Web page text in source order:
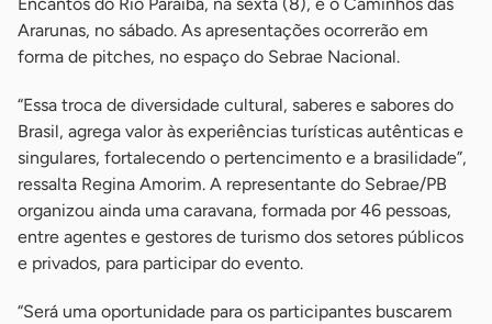
Encantos do Rio Paraíba, na sexta (8), e o Caminhos das
Ararunas, no sábado. As apresentações ocorrerão em
forma de pitches, no espaço do Sebrae Nacional.
“Essa troca de diversidade cultural, saberes e sabores do
Brasil, agrega valor às experiências turísticas autênticas e
singulares, fortalecendo o pertencimento e a brasilidade”,
ressalta Regina Amorim. A representante do Sebrae/PB
organizou ainda uma caravana, formada por 46 pessoas,
entre agentes e gestores de turismo dos setores públicos
e privados, para participar do evento.
“Será uma oportunidade para os participantes buscarem